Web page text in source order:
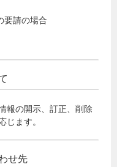
要請の場合
報の開示、訂正、削除
ます。
せ先